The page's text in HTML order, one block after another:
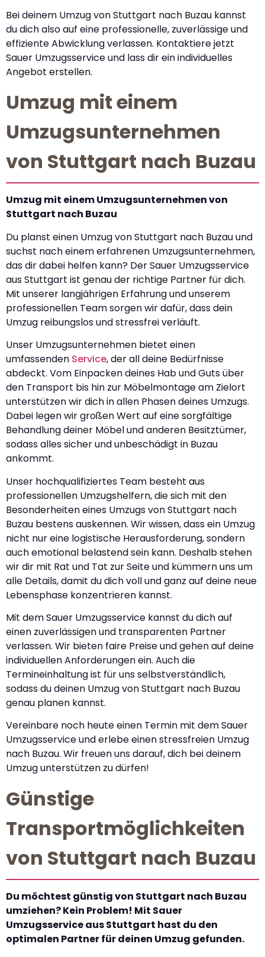
Bei deinem Umzug von Stuttgart nach Buzau kannst
du dich also auf eine professionelle, zuverlässige und
effiziente Abwicklung verlassen. Kontaktiere jetzt
Sauer Umzugsservice und lass dir ein individuelles
Angebot erstellen.
Umzug mit einem
Umzugsunternehmen
von Stuttgart nach Buzau
Umzug mit einem Umzugsunternehmen von
Stuttgart nach Buzau
Du planst einen Umzug von Stuttgart nach Buzau und
suchst nach einem erfahrenen Umzugsunternehmen,
das dir dabei helfen kann? Der Sauer Umzugsservice
aus Stuttgart ist genau der richtige Partner für dich.
Mit unserer langjährigen Erfahrung und unserem
professionellen Team sorgen wir dafür, dass dein
Umzug reibungslos und stressfrei verläuft.
Unser Umzugsunternehmen bietet einen
umfassenden Service, der all deine Bedürfnisse
abdeckt. Vom Einpacken deines Hab und Guts über
den Transport bis hin zur Möbelmontage am Zielort
unterstützen wir dich in allen Phasen deines Umzugs.
Dabei legen wir großen Wert auf eine sorgfältige
Behandlung deiner Möbel und anderen Besitztümer,
sodass alles sicher und unbeschädigt in Buzau
ankommt.
Unser hochqualifiziertes Team besteht aus
professionellen Umzugshelfern, die sich mit den
Besonderheiten eines Umzugs von Stuttgart nach
Buzau bestens auskennen. Wir wissen, dass ein Umzug
nicht nur eine logistische Herausforderung, sondern
auch emotional belastend sein kann. Deshalb stehen
wir dir mit Rat und Tat zur Seite und kümmern uns um
alle Details, damit du dich voll und ganz auf deine neue
Lebensphase konzentrieren kannst.
Mit dem Sauer Umzugsservice kannst du dich auf
einen zuverlässigen und transparenten Partner
verlassen. Wir bieten faire Preise und gehen auf deine
individuellen Anforderungen ein. Auch die
Termineinhaltung ist für uns selbstverständlich,
sodass du deinen Umzug von Stuttgart nach Buzau
genau planen kannst.
Vereinbare noch heute einen Termin mit dem Sauer
Umzugsservice und erlebe einen stressfreien Umzug
nach Buzau. Wir freuen uns darauf, dich bei deinem
Umzug unterstützen zu dürfen!
Günstige
Transportmöglichkeiten
von Stuttgart nach Buzau
Du möchtest günstig von Stuttgart nach Buzau
umziehen? Kein Problem! Mit Sauer
Umzugsservice aus Stuttgart hast du den
optimalen Partner für deinen Umzug gefunden.